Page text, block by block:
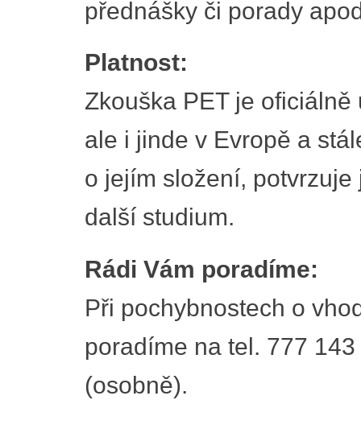
přednášky či porady
Platnost:
Zkouška PET je
ale i jinde v Evropě a
o jejím složení,
další studium.
Rádi Vám poradíme:
Při pochybnostech o
poradíme na tel. 777
(osobně).